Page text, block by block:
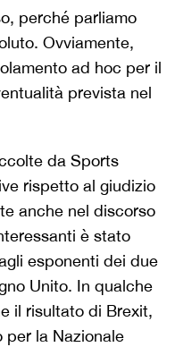
perché parliamo
Ovviamente,
ad hoc per il
prevista nel
da Sports
rispetto al giudizio
anche nel discorso
è stato
esponenti dei due
Unito. In qualche
il risultato di Brexit,
per la Nazionale